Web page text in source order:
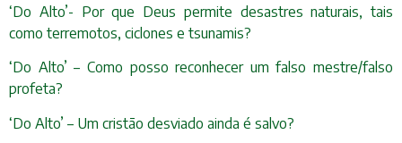
‘Do Alto’- Por que Deus permite desastres naturais, tais
como terremotos, ciclones e tsunamis?
‘Do Alto’ – Como posso reconhecer um falso mestre/falso
profeta?
‘Do Alto’ – Um cristão desviado ainda é salvo?